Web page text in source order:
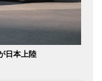
日本上陸